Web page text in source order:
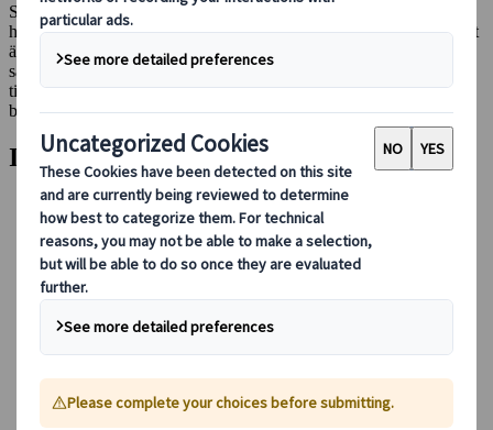
Sommaren i Japan vaknar till liv med de vackra nyanserna hos
hortensior och solrosor som pryder landskapet med sin skönhet. Det
är en hisnande palett av färger som påminner oss om landets
sammanflätade band med naturen. Från Ajisai Matsuri i Kamakura
till Himawari Matsuri i Zama finns det otaliga möjligheter att
bevittna naturens skönhet i full blom.
Innehållsförteckning:
Klimatet i Japan på sommaren
Sommarklädsel - Vad ska du packa för din resa?
Hur man håller sig sval under sommarmånaderna
Monsunsäsongen: Japans regniga sommar
Fly undan folkmassorna
Japanska sommarfestivaler: traditionens ikoner
Japanska kulturella helgdagar på sommaren
Äventyr och vattenaktiviteter
Säsongens japanska mat och dryck